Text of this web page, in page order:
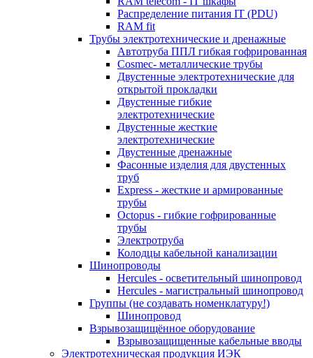
Распределение питания IT (PDU)
RAM fit
Трубы электротехнические и дренажные
Автотруба ППЛ гибкая гофрированная
Cosmec- металлические трубы
Двустенные электротехнические для
открытой прокладки
Двустенные гибкие
электротехнические
Двустенные жесткие
электротехнические
Двустенные дренажные
Фасонные изделия для двустенных
труб
Express - жесткие и армированные
трубы
Octopus - гибкие гофрированные
трубы
Электротруба
Колодцы кабельной канализации
Шинопроводы
Hercules - осветительный шинопровод
Hercules - магистральный шинопровод
Группы (не создавать номенклатуру!)
Шинопровод
Взрывозащищённое оборудование
Взрывозащищенные кабельные вводы
Электротехническая продукция ИЭК